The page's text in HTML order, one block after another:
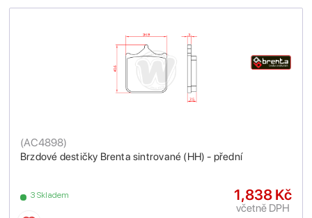
Brzdové destičky Brenta sintrované (HH) - přední
(AC4898)
3 Skladem 1,838 Kč
včetně DPH